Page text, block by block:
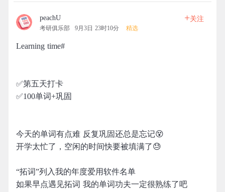
peachU
考研俱乐部 9月3日 23时10分 精选
+关注
Learning time#
✅第五天打卡
✅100单词+巩固
今天的单词有点难 反复巩固还总是忘记😵
开学太忙了，空闲的时间快要被填满了😓
“拓词”列入我的年度爱用软件名单
如果早点遇见拓词 我的单词功夫一定很熟练了吧